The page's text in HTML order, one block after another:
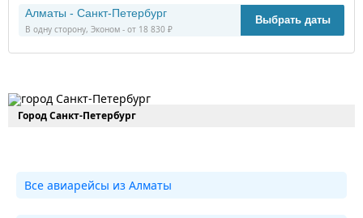
Алматы - Санкт-Петербург
В одну сторону, Эконом - от 18 830 ₽
Выбрать даты
Город Санкт-Петербург
Все авиарейсы из Алматы